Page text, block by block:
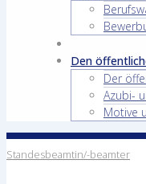
Den
Der
Azubi-
Motive
Standesbeamtin/-beamter